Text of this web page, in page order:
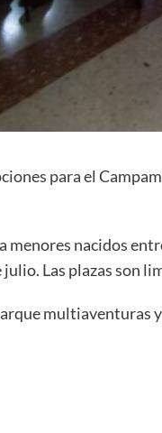
para el
menores nacidos
Las plazas son
multiaventuras